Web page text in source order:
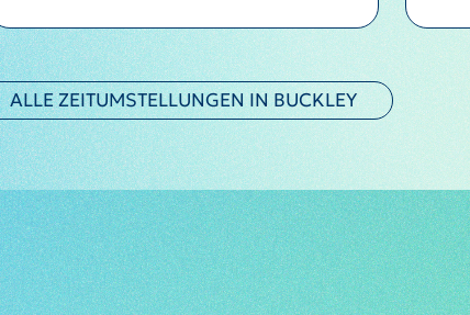
ALLE ZEITUMSTELLUNGEN IN BUCKLEY